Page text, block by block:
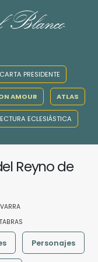
Blanco
CARTA PRESIDENTE
AMOUR ATLAS
ECLESIÁSTICA
Reyno de
Personajes